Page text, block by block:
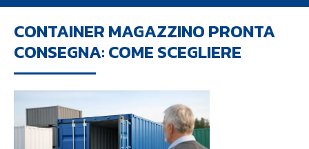
CONTAINER MAGAZZINO PRONTA
CONSEGNA: COME SCEGLIERE